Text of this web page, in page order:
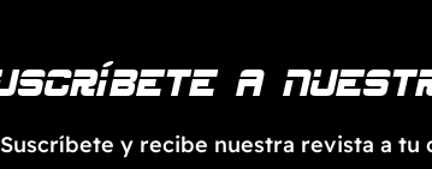
a
Suscríbete y recibe nuestra revista a